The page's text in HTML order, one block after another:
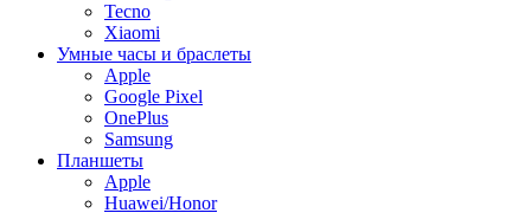
Tecno
Xiaomi
Умные часы и браслеты
Apple
Google Pixel
OnePlus
Samsung
Планшеты
Apple
Huawei/Honor